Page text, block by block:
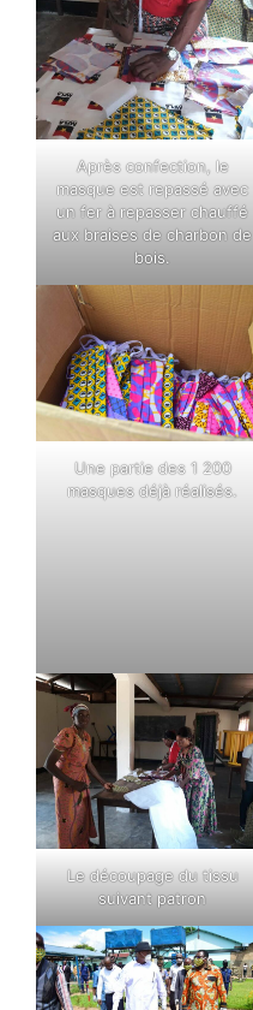
Après confection, le
masque est repassé avec
un fer à repasser chauffé
aux braises de charbon de
bois.
Une partie des 1 200
masques déjà réalisés.
Le découpage du tissu
suivant patron